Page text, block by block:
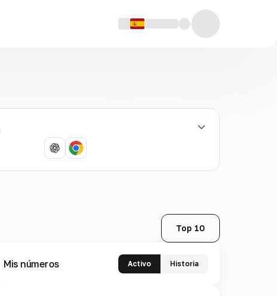
Top 10
Mis números Activo Historia